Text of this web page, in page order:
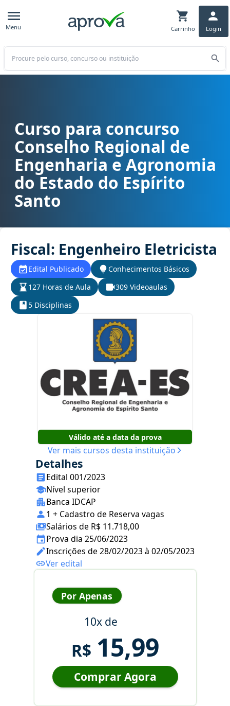
Menu Carrinho Login
Buscar
Curso para concurso CREA ES - Conselho Regional de
Curso para concurso
Conselho Regional de
Engenharia e Agronomia
do Estado do Espírito
Santo
Fiscal: Engenheiro Eletricista
Edital Publicado
Conhecimentos Básicos
127 Horas de Aula
309 Videoaulas
5 Disciplinas
Válido até a data da prova
Ver mais cursos desta instituição
Detalhes
Edital 001/2023
Nível superior
Banca IDCAP
1 + Cadastro de Reserva vagas
Salários de R$ 11.718,00
Prova dia 25/06/2023
Inscrições de 28/02/2023 à 02/05/2023
Ver edital
Por Apenas
10x de
R$ 15,99
Comprar Agora